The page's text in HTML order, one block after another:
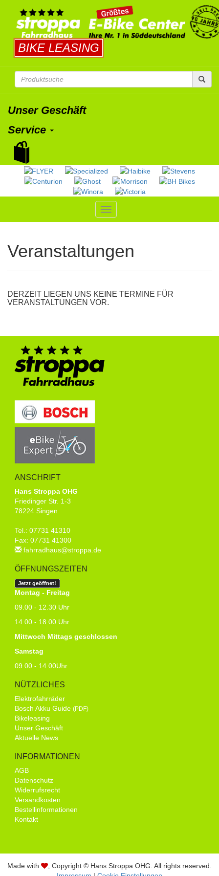
BIKE LEASING
Unser Geschäft
Service
Toggle
Veranstaltungen
DERZEIT LIEGEN UNS KEINE TERMINE FÜR
VERANSTALTUNGEN VOR.
ANSCHRIFT
Hans Stroppa OHG
Friedinger Str. 1-3
78224 Singen
Tel.: 07731 41310
Fax: 07731 41300
fahrradhaus@stroppa.de
ÖFFNUNGSZEITEN
Jetzt geöffnet!
Montag - Freitag
09.00 - 12.30 Uhr
14.00 - 18.00 Uhr
Mittwoch Mittags geschlossen
Samstag
09.00 - 14.00Uhr
NÜTZLICHES
Elektrofahrräder
Bosch Akku Guide (PDF)
Bikeleasing
Unser Geschäft
Aktuelle News
INFORMATIONEN
AGB
Datenschutz
Widerrufsrecht
Versandkosten
Bestellinformationen
Kontakt
Made with
, Copyright © Hans Stroppa OHG. All rights reserved.